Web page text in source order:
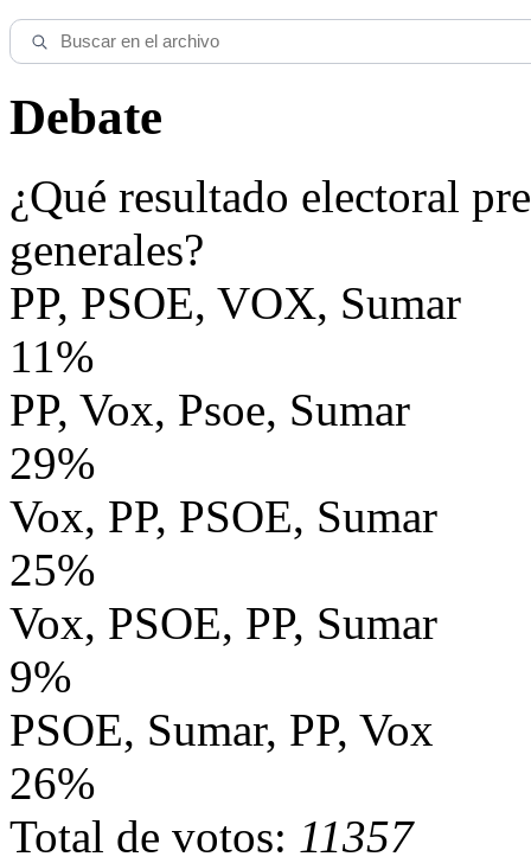
Debate
¿Qué resultado electoral
generales?
PP, PSOE, VOX, Sumar
11%
PP, Vox, Psoe, Sumar
29%
Vox, PP, PSOE, Sumar
25%
Vox, PSOE, PP, Sumar
9%
PSOE, Sumar, PP, Vox
26%
Total de votos: 11357